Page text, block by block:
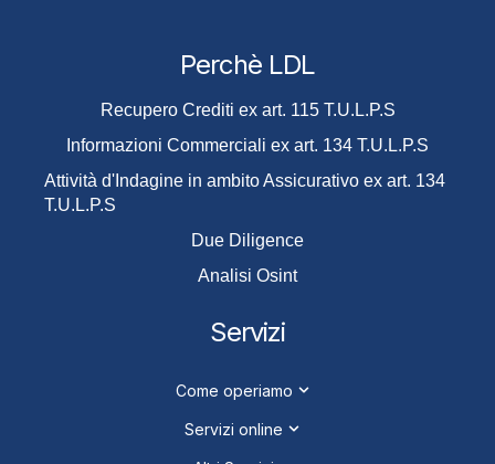
Perchè LDL
Recupero Crediti ex art. 115 T.U.L.P.S
Informazioni Commerciali ex art. 134 T.U.L.P.S
Attività d'Indagine in ambito Assicurativo ex art. 134
T.U.L.P.S
Due Diligence
Analisi Osint
Servizi
Come operiamo
Servizi online